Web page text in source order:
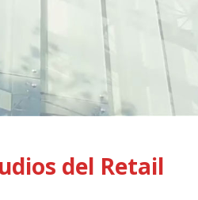
del Retail